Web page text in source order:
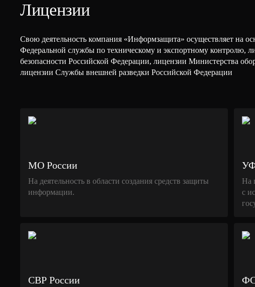
Лицензии
Свою деятельность компания «Информзащита» осуществляет на
Федеральной службы по техническому и экспортному контролю,
безопасности Российской Федерации, лицензии Министерства
лицензии Службы внешней разведки Российской Федерации
МО России
На деятельность в области создания средств защиты
информации.
На
с
СВР России